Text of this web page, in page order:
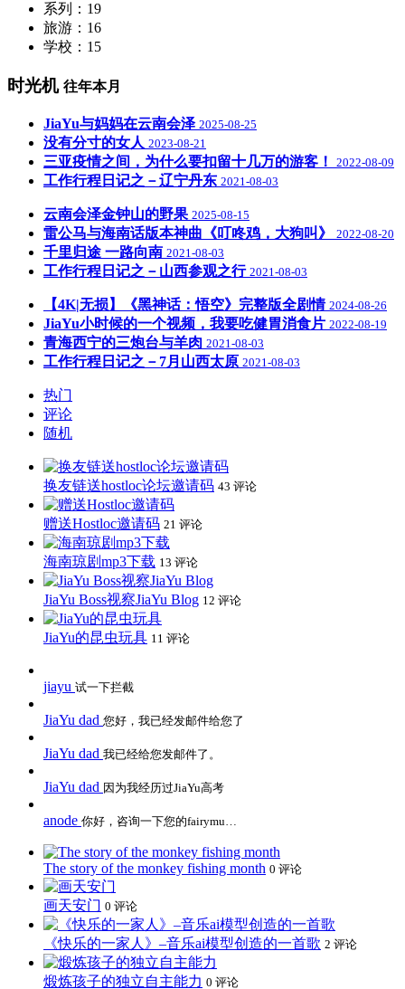
系列：19
旅游：16
学校：15
时光机 往年本月
JiaYu与妈妈在云南会泽 2025-08-25
没有分寸的女人 2023-08-21
三亚疫情之间，为什么要扣留十几万的游客！ 2022-08-09
工作行程日记之－辽宁丹东 2021-08-03
云南会泽金钟山的野果 2025-08-15
雷公马与海南话版本神曲《叮咚鸡，大狗叫》 2022-08-20
千里归途 一路向南 2021-08-03
工作行程日记之－山西参观之行 2021-08-03
【4K|无损】《黑神话：悟空》完整版全剧情 2024-08-26
JiaYu小时候的一个视频，我要吃健胃消食片 2022-08-19
青海西宁的三炮台与羊肉 2021-08-03
工作行程日记之－7月山西太原 2021-08-03
热门
评论
随机
换友链送hostloc论坛邀请码 43 评论
赠送Hostloc邀请码 21 评论
海南琼剧mp3下载 13 评论
JiaYu Boss视察JiaYu Blog 12 评论
JiaYu的昆虫玩具 11 评论
jiayu 试一下拦截
JiaYu dad 您好，我已经发邮件给您了
JiaYu dad 我已经给您发邮件了。
JiaYu dad 因为我经历过JiaYu高考
anode 你好，咨询一下您的fairymu…
The story of the monkey fishing month 0 评论
画天安门 0 评论
《快乐的一家人》–音乐ai模型创造的一首歌 2 评论
煅炼孩子的独立自主能力 0 评论